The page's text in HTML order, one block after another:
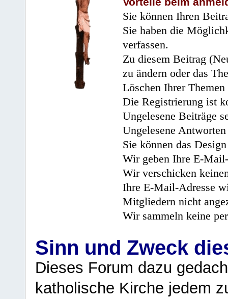
Sie können Ihren
Sie haben die
verfassen.
Zu diesem Beitrag
zu ändern oder das
Löschen Ihrer
Die Registrierung ist
Ungelesene Beiträge
Ungelesene
Sie können das
Wir geben Ihre E-
Wir verschicken
Ihre E-Mail-Adresse
Mitgliedern nicht
Wir sammeln keine
Sinn und Zweck
Dieses Forum dazu
katholische Kirche jedem